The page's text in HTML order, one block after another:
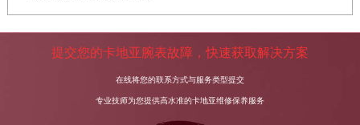
提交您的卡地亚腕表故障，快速获取解决方案
在线将您的联系方式与服务类型提交
专业技师为您提供高水准的卡地亚维修保养服务